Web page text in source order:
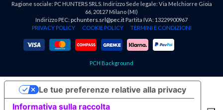
Ragione sociale: PC HUNTERS SRLS. Indirizzo Sede legale: Via Melchiorre Gioia
66, 20127 Milano (MI)
Indirizzo PEC: pchunters.srl@pec.it Partita IVA: 13229900967
PRIVACY POLICY
COOKIE POLICY TERMINI E CONDIZIONI
PCH Background
Informativa sulla raccolta
Le tue preferenze relative alla privacy